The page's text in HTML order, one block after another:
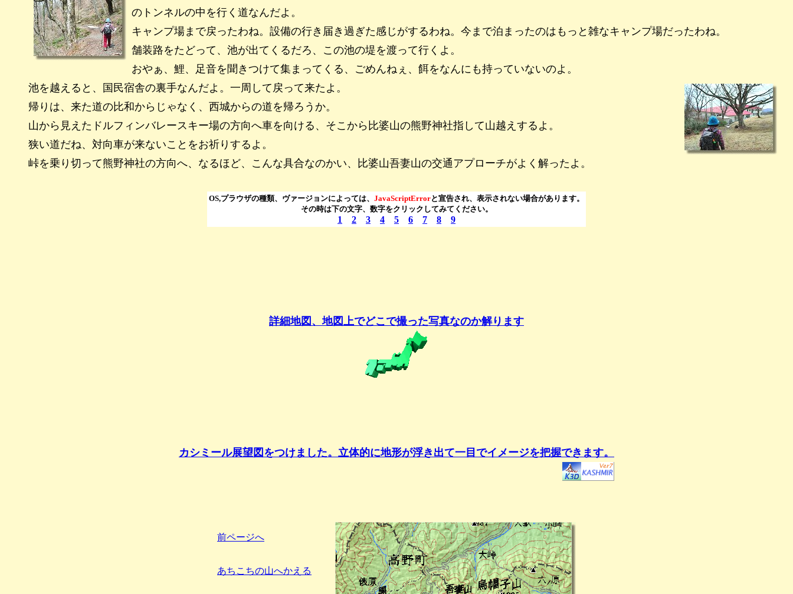
のトンネルの中を行く道なんだよ。
キャンプ場まで戻ったわね。設備の行き届き過ぎた感じがするわね。今まで泊まったのはもっと雑なキャンプ場だったわね。
舗装路をたどって、池が出てくるだろ、この池の堤を渡って行くよ。
おやぁ、鯉、足音を聞きつけて集まってくる、ごめんねぇ、餌をなんにも持っていないのよ。
池を越えると、国民宿舎の裏手なんだよ。一周して戻って来たよ。
帰りは、来た道の比和からじゃなく、西城からの道を帰ろうか。
山から見えたドルフィンバレースキー場の方向へ車を向ける、そこから比婆山の熊野神社指して山越えするよ。
狭い道だね、対向車が来ないことをお祈りするよ。
峠を乗り切って熊野神社の方向へ、なるほど、こんな具合なのかい、比婆山吾妻山の交通アプローチがよく解ったよ。
OS,プラウザの種類、ヴァージョンによっては、 JavaScriptErrorと宣告され、表示されない場合があります。
その時は下の文字、数字をクリックしてみてください。
1 2 3 4 5 6 7 8 9
詳細地図、地図上でどこで撮った写真なのか解ります
カシミール展望図をつけました。立体的に地形が浮き出て一目でイメージを把握できます。
前ページへ
あちこちの山へかえる